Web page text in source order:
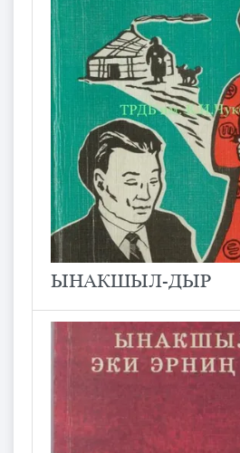
ЫНАКШЫЛ-ДЫР